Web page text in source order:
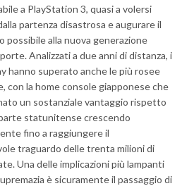
a PlayStation 3, quasi a volersi
partenza disastrosa e augurare il
possibile alla nuova generazione
Analizzati a due anni di distanza, i
hanno superato anche le più rosee
con la home console giapponese che
un sostanziale vantaggio rispetto
statunitense crescendo
fino a raggiungere il
traguardo delle trenta milioni di
Una delle implicazioni più lampanti
è sicuramente il passaggio di